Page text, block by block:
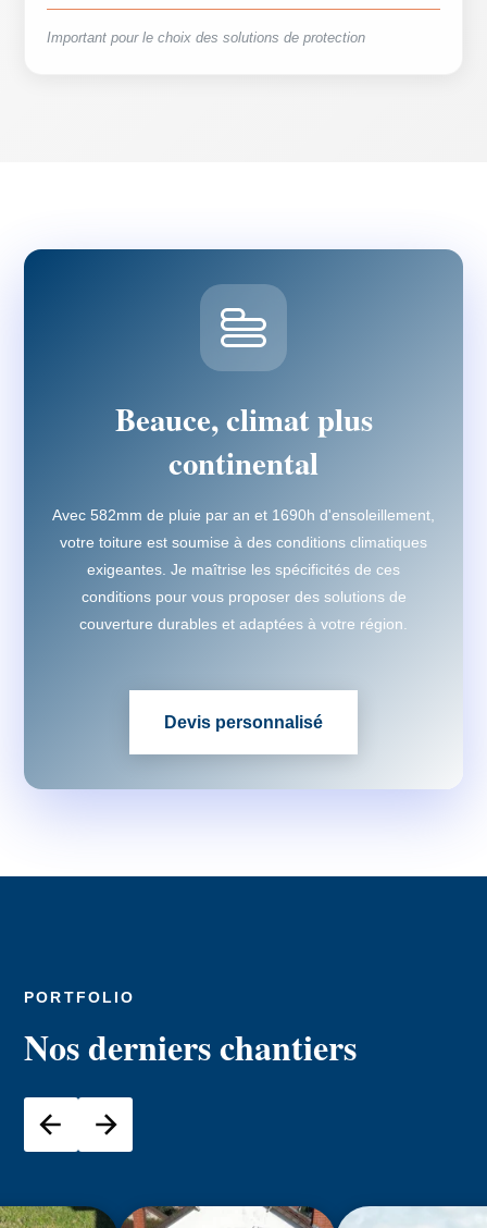
Important pour le choix des solutions de protection
Beauce, climat plus
continental
Avec 582mm de pluie par an et 1690h d'ensoleillement,
votre toiture est soumise à des conditions climatiques
exigeantes. Je maîtrise les spécificités de ces
conditions pour vous proposer des solutions de
couverture durables et adaptées à votre région.
Devis personnalisé
PORTFOLIO
Nos derniers chantiers